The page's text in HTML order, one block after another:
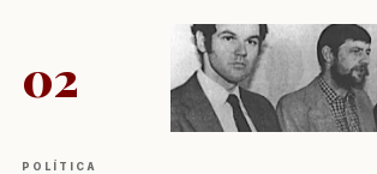
02
POLÍTICA